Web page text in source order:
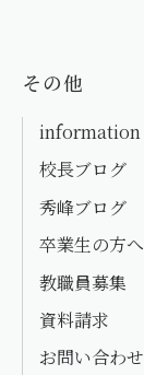
その他
information
校長ブログ
秀峰ブログ
卒業生の方へ
教職員募集
資料請求
お問い合わせ